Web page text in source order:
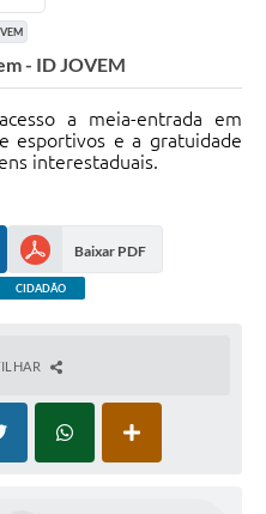
- ID JOVEM
a meia-entrada em
esportivos e a gratuidade
interestaduais.
Baixar PDF
CIDADÃO